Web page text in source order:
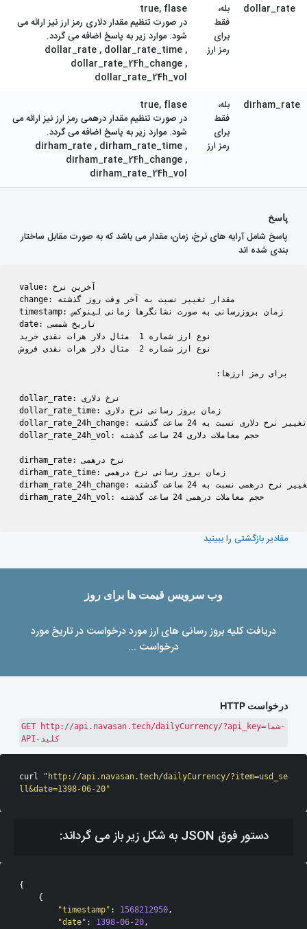
dollar_rate
بله،
فقط
برای
رمز ارز
true, flase
در صورت تنظیم مقدار دلاری رمز ارز نیز ارائه می
شود. موارد زیر به پاسخ اضافه می گردد.
dollar_rate , dollar_rate_time ,
dollar_rate_24h_change ,
dollar_rate_24h_vol
dirham_rate
بله،
فقط
برای
رمز ارز
true, flase
در صورت تنظیم مقدار درهمی رمز ارز نیز ارائه می
شود. موارد زیر به پاسخ اضافه می گردد.
dirham_rate , dirham_rate_time ,
dirham_rate_24h_change ,
dirham_rate_24h_vol
پاسخ
پاسخ شامل آرایه های نرخ، زمان، مقدار می باشد که به صورت مقابل ساختار
بندی شده اند
value: آخرین نرخ
change: مقدار تغییر نسبت به آخر وقت روز گذشته
timestamp: زمان بروزرسانی به صورت نشانگرها زمانی لینوکس
date: تاریخ شمسی
نوع ارز شماره 1  مثال دلار هرات نقدی خرید
برای رمز ارزها:
dollar_rate: نرخ دلاری
dollar_rate_time: زمان بروز رسانی نرخ دلاری
dollar_rate_24h_change: تغییر نرخ دلاری نسبت به 24 ساعت گذشته
dollar_rate_24h_vol: حجم معاملات دلاری 24 ساعت گذشته
dirham_rate: نرخ درهمی
dirham_rate_time: زمان بروز رسانی نرخ درهمی
dirham_rate_24h_change: تغییر نرخ درهمی نسبت به 24 ساعت گذشته
dirham_rate_24h_vol: حجم معاملات درهمی 24 ساعت گذشته
مقادیر بازگشتی را ببینید
وب سرویس قیمت ها برای روز
دریافت کلیه بروز رسانی های ارز مورد درخواست در تاریخ مورد
درخواست ...
درخواست HTTP
GET http://api.navasan.tech/dailyCurrency/?api_key=شما-
API-کلید
curl
"http://api.navasan.tech/dailyCurrency/?item=usd_se
ll&date=1398-06-20"
دستور فوق JSON به شکل زیر باز می گرداند:
{
{
"timestamp" : 1568212950,
"date" : 1398-06-20,